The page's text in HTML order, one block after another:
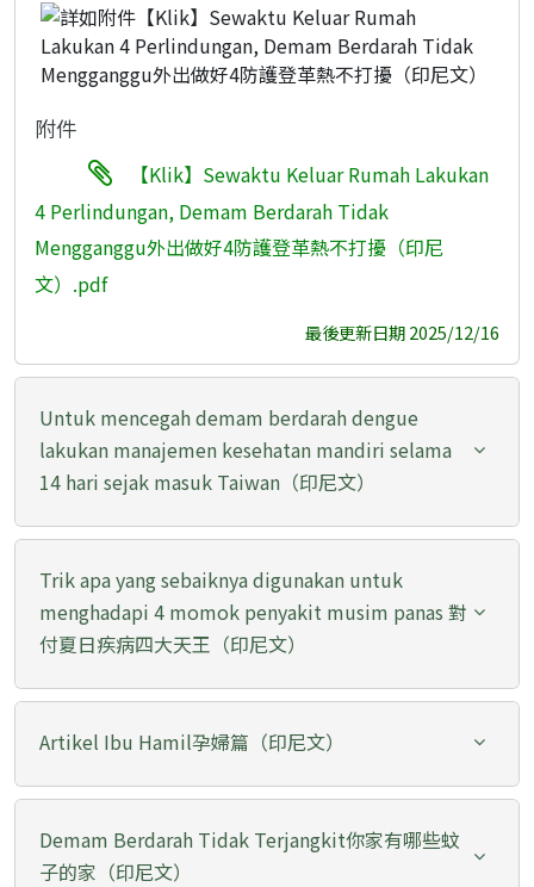
附件
【Klik】Sewaktu Keluar Rumah Lakukan
4 Perlindungan, Demam Berdarah Tidak
Mengganggu外出做好4防護登革熱不打擾（印尼
文）.pdf
最後更新日期 2025/12/16
Untuk mencegah demam berdarah dengue
lakukan manajemen kesehatan mandiri selama
14 hari sejak masuk Taiwan（印尼文）
Trik apa yang sebaiknya digunakan untuk
menghadapi 4 momok penyakit musim panas 對
付夏日疾病四大天王（印尼文）
Artikel Ibu Hamil孕婦篇（印尼文）
Demam Berdarah Tidak Terjangkit你家有哪些蚊
子的家（印尼文）